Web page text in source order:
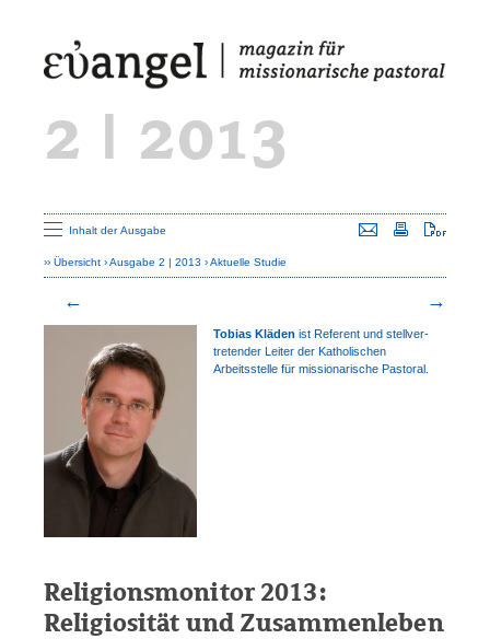
2 | 2013
Übersicht Ausgabe 2 | 2013 Aktuelle Studie
Inhalt der Ausgabe Seite versenden
Seite drucken
Religionsmonitor 2013:
Religiosität und Zusammenleben
Tobias Kläden ist Referent und stell­ver­­
tretender Leiter der Katholischen
Arbeitsstelle für missionarische Pastoral.